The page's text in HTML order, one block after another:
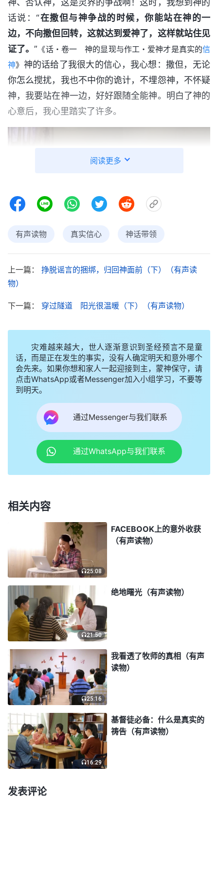
话说：“在撒但与神争战的时候，你能站在神的一
边，不向撒但回转，这就达到爱神了，这样就站住见
证了。” 《话・卷一 神的显现与作工・爱神才是真实的信
神》 神的话给了我很大的信心，我心想：撒但，无论
你怎么搅扰，我也不中你的诡计，不埋怨神，不怀疑
神，我要站在神一边，好好跟随全能神。明白了神的
心意后，我心里踏实了许多。
可撒但不甘心失败，还借着人事物不断地搅扰
我。小胡住院期间，他的家人把责任都推到我家头
上，让我家支付全部的医疗费，我多次和他们协商，
愿意出一半的医疗费，但他们始终不同意。二十多天
家的钱。一天，小胡说：“车是你家的，全部的费用
就应该由你们家出。”小胡的媳妇也站起来嚷道：“是
啊！既然车是你家的，现在出事了，你家就应该出全
部的费用……”看着他们胡搅蛮缠的样子，我特别生
气，身不由己地陷入了这个事情中，感觉特别痛苦，
心烦意乱，也不想和他们再沟通了，就不高兴地走出
了病房。当我下楼时，心想：我是信神的人，临到事
不该这样生气发火呀，我得把这件事交托在神的手
中，得依靠神啊。回到家，我打开神话，看到神的话
说：“神在人身上所作的每一步工作，在外表看到的
人的搅扰，但是背后每一步工作、每一件事都是撒但
在神面前打的赌，都需要人为神站住见证。就像约伯
受试炼的时候，背后是撒但与神在打赌，而临到约伯
的是人的作为，是人的搅扰。在你们身上神所作的每
一步工作，背后都是撒但与神在打赌，背后都有争
战。……你该知道每一件事临到对你都是一次大的试
炼，都是神需要你作见证的时候。
《话・卷一 神的
显现与作工・爱神才是真实的信神》
那天我在杨姊妹面前的夸口：临到试探我一定站在神
我却不能安静在神面前寻求神的心意，心总被这个事
占有，为此痛苦不堪，这不是中了撒但的诡计了吗？
思想着这件事的前前后后，我才看到撒但真是太阴险
邪恶了，它借着这件事搅扰我，让我为肉体的一点利
益生气发火，更想借此让我否认全能神，背叛全能
神。我不能中撒但的诡计，我愿意依靠神，把这件事
交在神的手中，小胡能不能出院，最终我会出多少
钱，相信都在神手的摆布之中，不管结果怎么样，我
都愿意顺服。当我明白神的心意，愿意为神作见证
阅读更多
有声读物 真实信心 神话带领
上一篇： 挣脱谣言的捆绑，归回神面前（下）（有声读
物）
下一篇： 穿过隧道 阳光很温暖（下）（有声读物）
灾难越来越大，世人逐渐意识到圣经预言不是童
话，而是正在发生的事实，没有人确定明天和意外哪个
会先来。如果你想和家人一起迎接到主，蒙神保守，请
点击WhatsApp或者Messenger加入小组学习，不要等
到明天。
通过Messenger与我们联系
通过WhatsApp与我们联系
相关内容
25:08
FACEBOOK上的意外收获
（有声读物）
21:50
绝地曙光（有声读物）
25:16
我看透了牧师的真相（有声
读物）
16:29
基督徒必备：什么是真实的
祷告（有声读物）
发表评论